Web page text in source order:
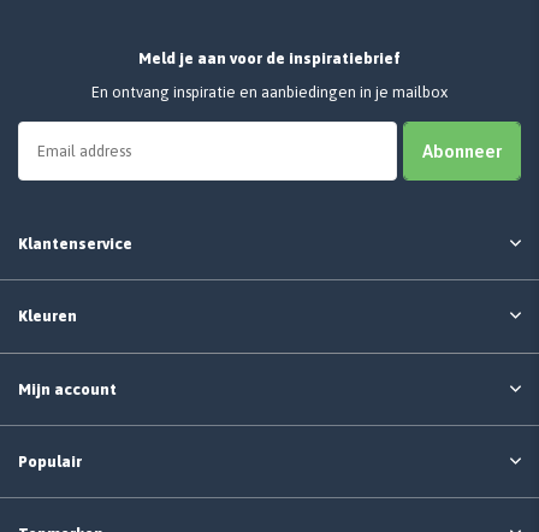
Meld je aan voor de inspiratiebrief
En ontvang inspiratie en aanbiedingen in je mailbox
Abonneer
Klantenservice
Kleuren
Mijn account
Populair